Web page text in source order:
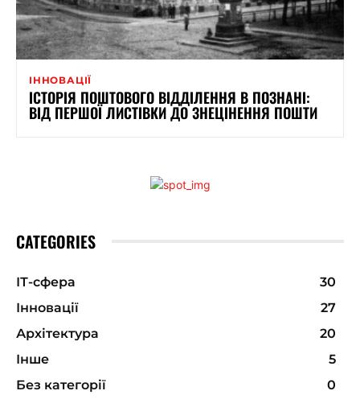
ІННОВАЦІЇ
ІСТОРІЯ ПОШТОВОГО ВІДДІЛЕННЯ В ПОЗНАНІ:
ВІД ПЕРШОЇ ЛИСТІВКИ ДО ЗНЕЦІНЕННЯ ПОШТИ
CATEGORIES
ІТ-сфера
30
Інновації
27
Архітектура
20
Інше
5
Без категорії
0